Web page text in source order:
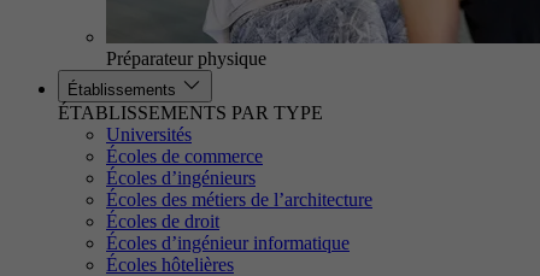
Préparateur physique
Établissements
ÉTABLISSEMENTS PAR TYPE
Universités
Écoles de commerce
Écoles d’ingénieurs
Écoles des métiers de l’architecture
Écoles de droit
Écoles d’ingénieur informatique
Écoles hôtelières